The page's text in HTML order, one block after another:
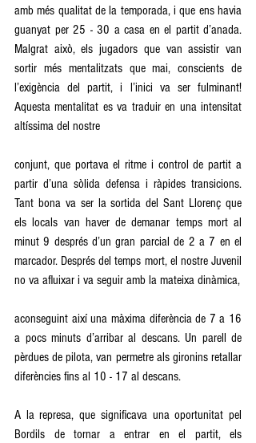
amb més qualitat de la temporada, i que ens havia
guanyat per 25 - 30 a casa en el partit d’anada.
Malgrat això, els jugadors que van assistir van
sortir més mentalitzats que mai, conscients de
l’exigència del partit, i l’inici va ser fulminant!
Aquesta mentalitat es va traduir en una intensitat
altíssima del nostre
conjunt, que portava el ritme i control de partit a
partir d’una sòlida defensa i ràpides transicions.
Tant bona va ser la sortida del Sant Llorenç que
els locals van haver de demanar temps mort al
minut 9 després d’un gran parcial de 2 a 7 en el
marcador. Després del temps mort, el nostre Juvenil
no va afluixar i va seguir amb la mateixa dinàmica,
aconseguint així una màxima diferència de 7 a 16
a pocs minuts d’arribar al descans. Un parell de
pèrdues de pilota, van permetre als gironins retallar
diferències fins al 10 - 17 al descans.
A la represa, que significava una oportunitat pel
Bordils de tornar a entrar en el partit, els